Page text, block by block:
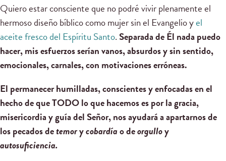
Quiero estar consciente que no podré vivir plenamente el
hermoso diseño bíblico como mujer sin el Evangelio yel
aceite fresco del Espíritu Santo. Separada de Él nada puedo
hacer, mis esfuerzos serían vanos, absurdos y sin sentido,
emocionales, carnales, con motivaciones erróneas.
El permanecer humilladas, conscientes y enfocadas en el
hecho de que TODO lo que hacemos es por la gracia,
misericordia y guía del Señor, nos ayudará a apartarnos de
los pecados detemorycobardíao deorgulloy
autosuficiencia.